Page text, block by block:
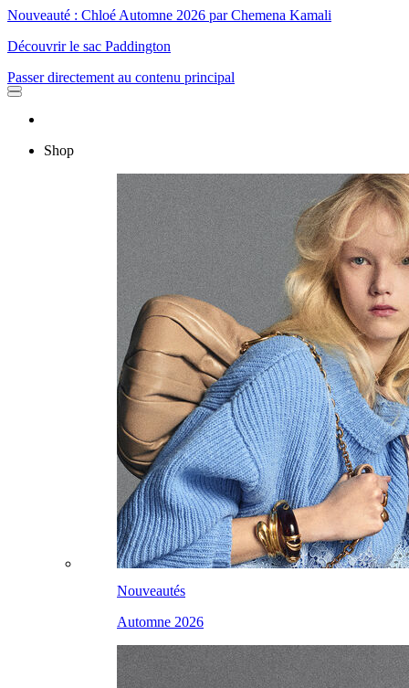
Nouveauté : Chloé Automne 2026 par Chemena Kamali
Découvrir le sac Paddington
Passer directement au contenu principal
Shop
Nouveautés
Automne 2026